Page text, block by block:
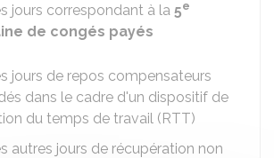
jours correspondant à la 5e
de congés payés
jours de repos compensateurs
dans le cadre d'un dispositif de
du temps de travail (RTT)
autres jours de récupération non